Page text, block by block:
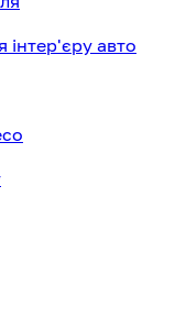
авто